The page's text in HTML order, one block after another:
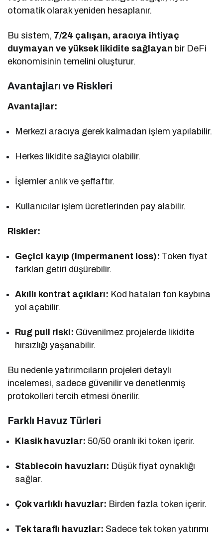
otomatik olarak yeniden hesaplanır.
Bu sistem, 7/24 çalışan, aracıya ihtiyaç
duymayan ve yüksek likidite sağlayan bir DeFi
ekonomisinin temelini oluşturur.
Avantajları ve Riskleri
Avantajlar:
Merkezi aracıya gerek kalmadan işlem yapılabilir.
Herkes likidite sağlayıcı olabilir.
İşlemler anlık ve şeffaftır.
Kullanıcılar işlem ücretlerinden pay alabilir.
Riskler:
Geçici kayıp (impermanent loss): Token fiyat
farkları getiri düşürebilir.
Akıllı kontrat açıkları: Kod hataları fon kaybına
yol açabilir.
Rug pull riski: Güvenilmez projelerde likidite
hırsızlığı yaşanabilir.
Bu nedenle yatırımcıların projeleri detaylı
incelemesi, sadece güvenilir ve denetlenmiş
protokolleri tercih etmesi önerilir.
Farklı Havuz Türleri
Klasik havuzlar: 50/50 oranlı iki token içerir.
Stablecoin havuzları: Düşük fiyat oynaklığı
sağlar.
Çok varlıklı havuzlar: Birden fazla token içerir.
Tek taraflı havuzlar: Sadece tek token yatırımı